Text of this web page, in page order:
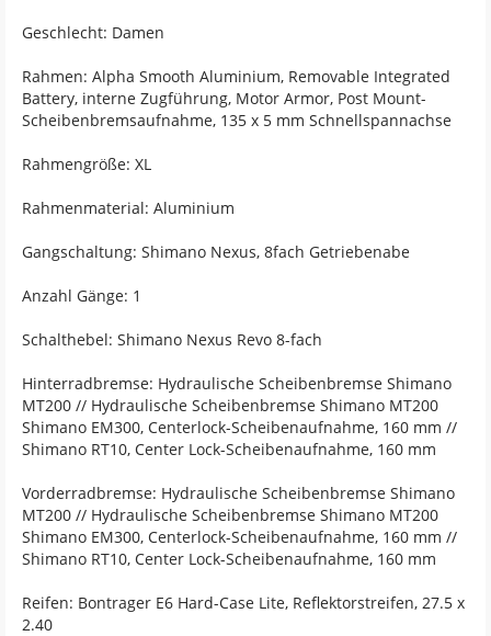
Geschlecht: Damen
Rahmen: Alpha Smooth Aluminium, Removable Integrated
Battery, interne Zugführung, Motor Armor, Post Mount-
Scheibenbremsaufnahme, 135 x 5 mm Schnellspannachse
Rahmengröße: XL
Rahmenmaterial: Aluminium
Gangschaltung: Shimano Nexus, 8fach Getriebenabe
Anzahl Gänge: 1
Schalthebel: Shimano Nexus Revo 8-fach
Hinterradbremse: Hydraulische Scheibenbremse Shimano
MT200 // Hydraulische Scheibenbremse Shimano MT200
Shimano EM300, Centerlock-Scheibenaufnahme, 160 mm //
Shimano RT10, Center Lock-Scheibenaufnahme, 160 mm
Vorderradbremse: Hydraulische Scheibenbremse Shimano
MT200 // Hydraulische Scheibenbremse Shimano MT200
Shimano EM300, Centerlock-Scheibenaufnahme, 160 mm //
Shimano RT10, Center Lock-Scheibenaufnahme, 160 mm
Reifen: Bontrager E6 Hard-Case Lite, Reflektorstreifen, 27.5 x
2.40